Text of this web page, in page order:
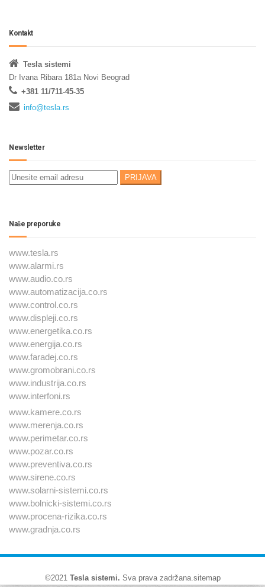
Kontakt
Tesla sistemi
Dr Ivana Ribara 181a Novi Beograd
+381 11/711-45-35
info@tesla.rs
Newsletter
Naše preporuke
www.tesla.rs
www.alarmi.rs
www.audio.co.rs
www.automatizacija.co.rs
www.control.co.rs
www.displeji.co.rs
www.energetika.co.rs
www.energija.co.rs
www.faradej.co.rs
www.gromobrani.co.rs
www.industrija.co.rs
www.interfoni.rs
www.kamere.co.rs
www.merenja.co.rs
www.perimetar.co.rs
www.pozar.co.rs
www.preventiva.co.rs
www.sirene.co.rs
www.solarni-sistemi.co.rs
www.bolnicki-sistemi.co.rs
www.procena-rizika.co.rs
www.gradnja.co.rs
©2021 Tesla sistemi. Sva prava zadržana.sitemap